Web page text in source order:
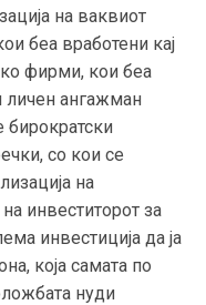
на ваквиот
беа вработени кај
фирми, кои беа
личен ангажман
со кои се
на
инвеститорот за
инвестиција да ја
која самата по
нуди